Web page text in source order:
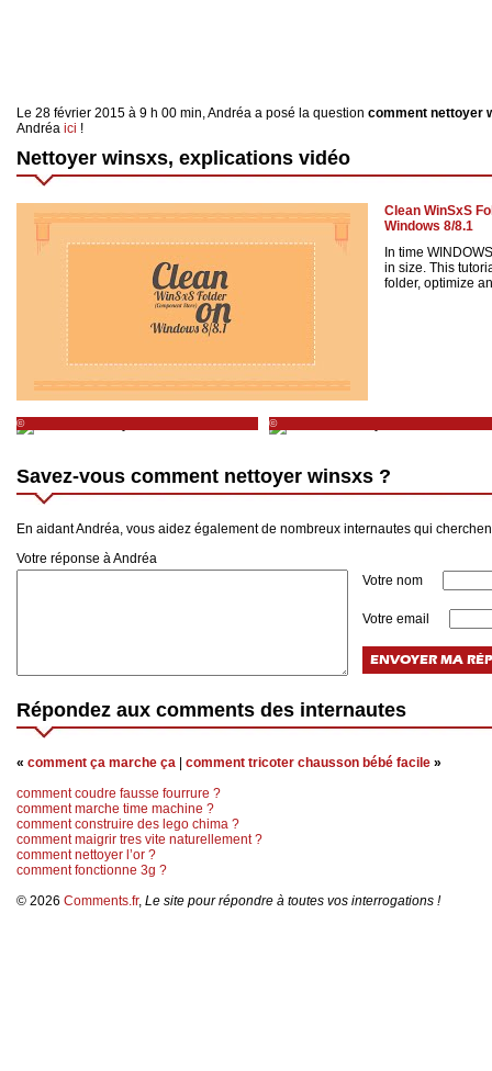
Le 28 février 2015 à 9 h 00 min, Andréa a posé la question comment nettoyer
Andréa ici !
Nettoyer winsxs, explications vidéo
Clean WinSxS
Windows 8/8.1
In time
in size. This
folder, optimize
©
http://www.deploiementwindows.com/nettoyer-
©
http://www.deploiementwindows.com/
Savez-vous comment nettoyer winsxs ?
En aidant Andréa, vous aidez également de nombreux internautes qui
Votre réponse à Andréa
Votre nom
Votre email
Répondez aux comments des internautes
« comment ça marche ça comment tricoter chausson bébé facile »
comment coudre fausse fourrure ?
comment marche time machine ?
comment construire des lego chima ?
comment maigrir tres vite naturellement ?
comment nettoyer l’or ?
comment fonctionne 3g ?
© 2026 Comments.fr, Le site pour répondre à toutes vos interrogations !